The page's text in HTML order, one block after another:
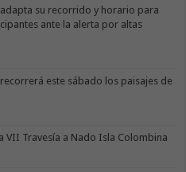
su recorrido y horario para
ante la alerta por altas
este sábado los paisajes de
VII Travesía a Nado Isla Colombina